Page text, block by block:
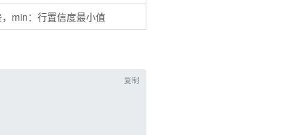
min：行置信度最小值
复制